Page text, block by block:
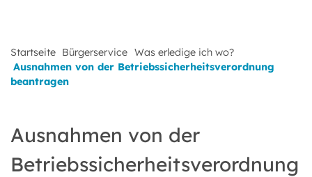
Startseite Bürgerservice Was erledige ich wo?
Ausnahmen von der Betriebssicherheitsverordnung
beantragen
Ausnahmen von der
Betriebssicherheitsverordnung